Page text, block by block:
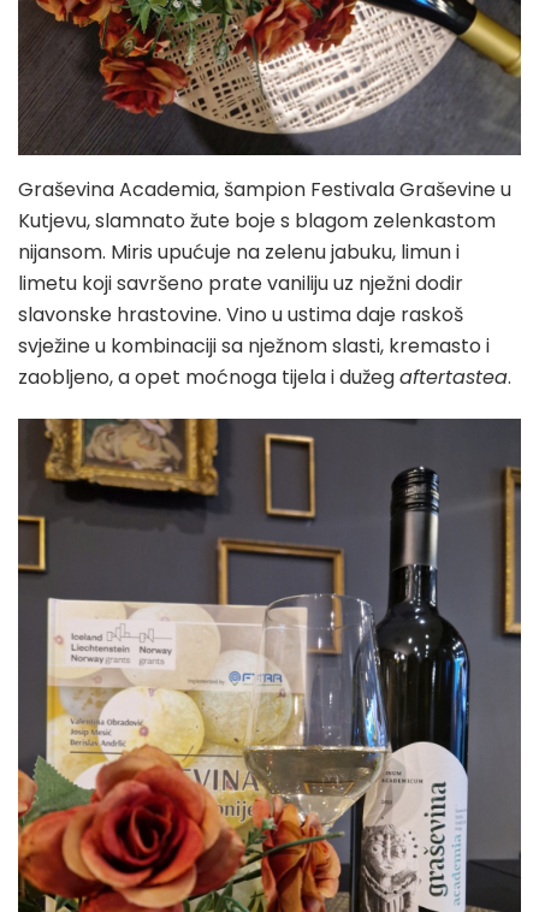
Graševina Academia, šampion Festivala Graševine u
Kutjevu, slamnato žute boje s blagom zelenkastom
nijansom. Miris upućuje na zelenu jabuku, limun i
limetu koji savršeno prate vaniliju uz nježni dodir
slavonske hrastovine. Vino u ustima daje raskoš
svježine u kombinaciji sa nježnom slasti, kremasto i
zaobljeno, a opet moćnoga tijela i dužegaftertastea.